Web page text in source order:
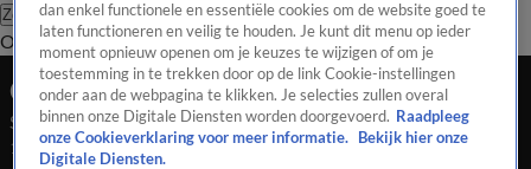
Zoeken
OverzichtRegioUitzendingenWeerTip de redactiePanelVideo's
Ochtend Editie
Seizoen 2026, aflevering 1579
13 apr, 10:00
dan enkel functionele en essentiële cookies om de website goed te
laten functioneren en veilig te houden. Je kunt dit menu op ieder
moment opnieuw openen om je keuzes te wijzigen of om je
toestemming in te trekken door op de link Cookie-instellingen
onder aan de webpagina te klikken. Je selecties zullen overal
binnen onze Digitale Diensten worden doorgevoerd. Raadpleeg
onze Cookieverklaring voor meer informatie.
Bekijk hier onze
Digitale Diensten.